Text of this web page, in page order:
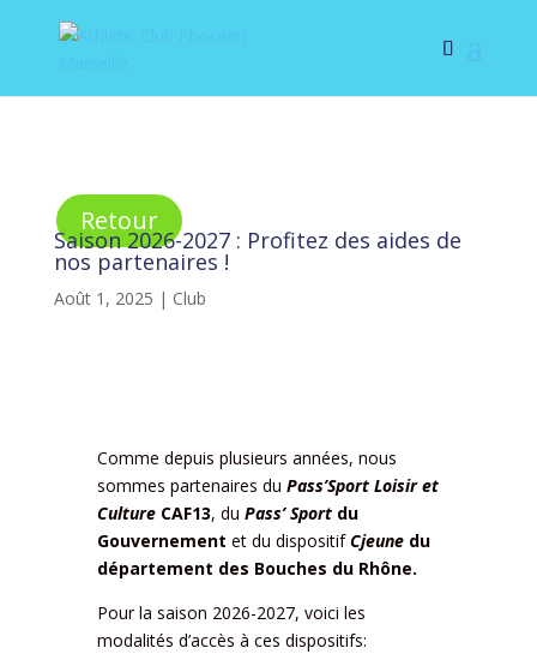
Retour
Saison 2026-2027 : Profitez des aides de
nos partenaires !
Août 1, 2025 | Club
Comme depuis plusieurs années, nous
sommes partenaires du Pass’Sport Loisir et
CultureCAF13, du Pass’ Sportdu
Gouvernement et du dispositifCjeunedu
département des Bouches du Rhône.
Pour la saison 2026-2027, voici les
modalités d’accès à ces dispositifs: